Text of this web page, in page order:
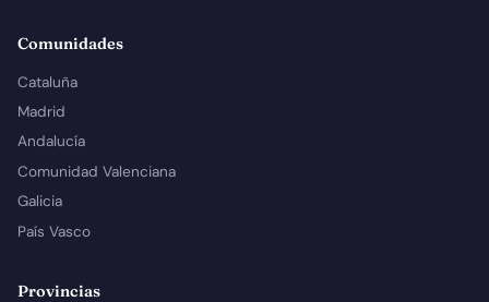
Comunidades
Cataluña
Madrid
Andalucía
Comunidad Valenciana
Galicia
País Vasco
Provincias